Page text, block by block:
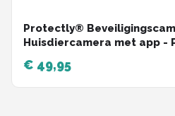
Protectly®
Huisdiercamera met app -
Hondencamera - Met WiFi
- Volgt beweging en
Camera - Zwart
€ 49,95